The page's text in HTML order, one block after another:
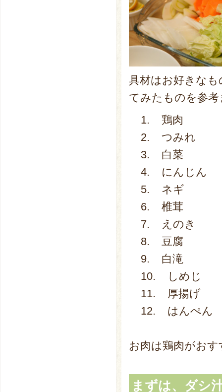
具材はお好きな
てみたものを参
1. 鶏肉
2. つみれ
3. 白菜
4. にんじん
5. ネギ
6. 椎茸
7. えのき
8. 豆腐
9. 白滝
10. しめじ
11. 厚揚げ
12. はんぺん
お肉は鶏肉がお
まずは、ダシ